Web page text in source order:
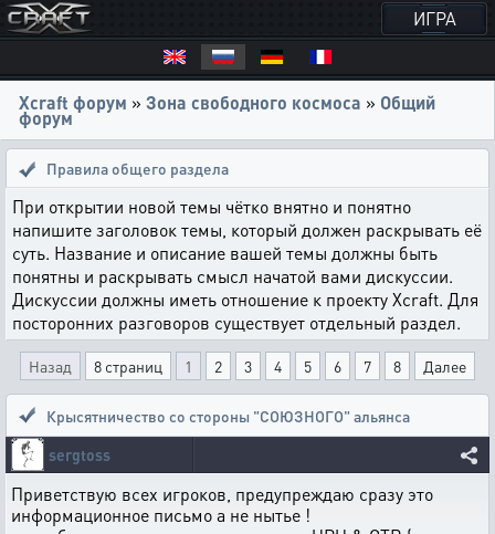
ИГРА
Xcraft форум » Зона свободного космоса » Общий
форум
Правила общего раздела
При открытии новой темы чётко внятно и понятно
напишите заголовок темы, который должен раскрывать её
суть. Название и описание вашей темы должны быть
понятны и раскрывать смысл начатой вами дискуссии.
Дискуссии должны иметь отношение к проекту Xcraft. Для
посторонних разговоров существует отдельный раздел.
Назад 8 страниц 1 2 3 4 5 6 7 8 Далее
Крысятничество со стороны "СОЮЗНОГО" альянса
sergtoss
Приветствую всех игроков, предупреждаю сразу это
информационное письмо а не нытье !